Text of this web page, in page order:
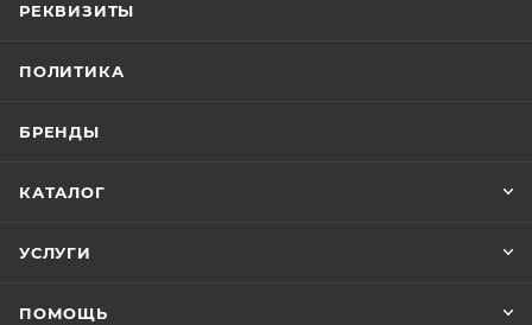
РЕКВИЗИТЫ
ПОЛИТИКА
БРЕНДЫ
КАТАЛОГ
УСЛУГИ
ПОМОЩЬ